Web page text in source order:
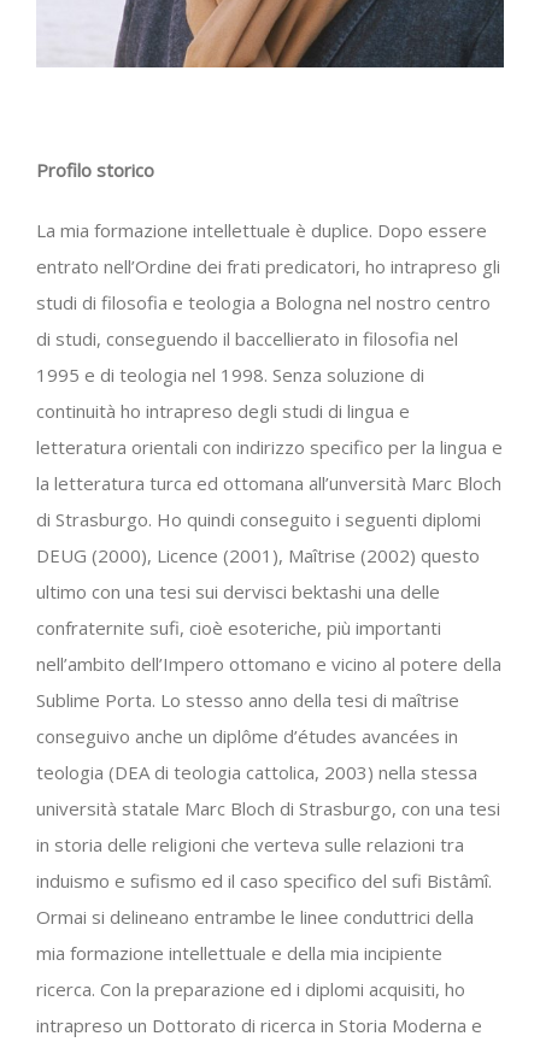
Profilo storico
La mia formazione intellettuale è duplice. Dopo essere
entrato nell’Ordine dei frati predicatori, ho intrapreso gli
studi di filosofia e teologia a Bologna nel nostro centro
di studi, conseguendo il baccellierato in filosofia nel
1995 e di teologia nel 1998. Senza soluzione di
continuità ho intrapreso degli studi di lingua e
letteratura orientali con indirizzo specifico per la lingua e
la letteratura turca ed ottomana all’unversità Marc Bloch
di Strasburgo. Ho quindi conseguito i seguenti diplomi
DEUG (2000), Licence (2001), Maîtrise (2002) questo
ultimo con una tesi sui dervisci bektashi una delle
confraternite sufi, cioè esoteriche, più importanti
nell’ambito dell’Impero ottomano e vicino al potere della
Sublime Porta. Lo stesso anno della tesi di maîtrise
conseguivo anche un diplôme d’études avancées in
teologia (DEA di teologia cattolica, 2003) nella stessa
università statale Marc Bloch di Strasburgo, con una tesi
in storia delle religioni che verteva sulle relazioni tra
induismo e sufismo ed il caso specifico del sufi Bistâmî.
Ormai si delineano entrambe le linee conduttrici della
mia formazione intellettuale e della mia incipiente
ricerca. Con la preparazione ed i diplomi acquisiti, ho
intrapreso un Dottorato di ricerca in Storia Moderna e